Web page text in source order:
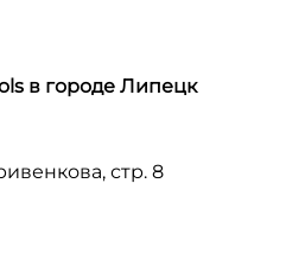
в городе Липецк
стр. 8